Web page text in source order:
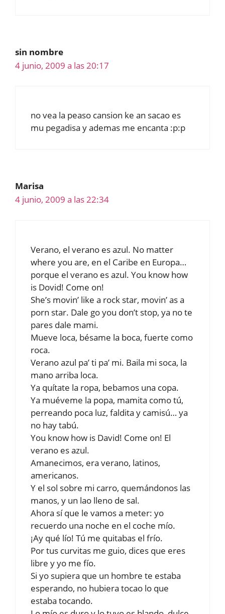
sin nombre
4 junio, 2009 a las 20:17
no vea la peaso cansion ke an sacao es
mu pegadisa y ademas me encanta :p:p
Marisa
4 junio, 2009 a las 22:34
Verano, el verano es azul. No matter
where you are, en el Caribe en Europa…
porque el verano es azul. You know how
is Dovid! Come on!
She’s movin’ like a rock star, movin’ as a
porn star. Dale go you don’t stop, ya no te
pares dale mami.
Mueve loca, bésame la boca, fuerte como
roca.
Verano azul pa’ ti pa’ mi. Baila mi soca, la
mano arriba loca.
Ya quítate la ropa, bebamos una copa.
Ya muéveme la popa, mamita como tú,
perreando poca luz, faldita y camisú… ya
no hay tabú.
You know how is David! Come on! El
verano es azul.
Amanecimos, era verano, latinos,
americanos.
Y el sol sobre mi carro, quemándonos las
manos, y un lao lleno de sal.
Ahora sí que le vamos a meter: yo
recuerdo una noche en el coche mío.
¡Ay qué lío! Tú me quitabas el frío.
Por tus curvitas me guio, dices que eres
libre y yo me fío.
Si yo supiera que un hombre te estaba
esperando, no hubiera tocao lo que
estaba tocando.